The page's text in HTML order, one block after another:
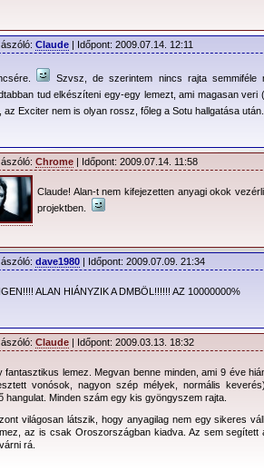
Claude | Időpont: 2009.07.14. 12:11
Szvsz, de szerintem nincs rajta semmiféle
tud elkészíteni egy-egy lemezt, ami magasan
az Exciter nem is olyan rossz, főleg a Sotu hallgatása után.
Chrome | Időpont: 2009.07.14. 11:58
Claude! Alan-t nem kifejezetten anyagi okok
projektben.
dave1980 | Időpont: 2009.07.09. 21:34
ALAN HIÁNYZIK A DMBÖL!!!!!! AZ 10000000%
Claude | Időpont: 2009.03.13. 18:32
fantasztikus lemez. Megvan benne minden, ami 9 éve
vonósok, nagyon szép mélyek, normális
hangulat. Minden szám egy kis gyöngyszem rajta.
világosan látszik, hogy anyagilag nem egy sikeres
az is csak Oroszországban kiadva. Az sem segített
rá.